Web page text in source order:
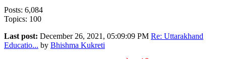
Posts: 6,084
Topics: 100
Last post: December 26, 2021, 05:09:09 PM Re: Uttarakhand
Educatio... by Bhishma Kukreti